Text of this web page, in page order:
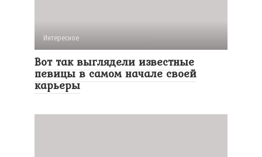
Интересное
Вот так выглядели известные
певицы в самом начале своей
карьеры